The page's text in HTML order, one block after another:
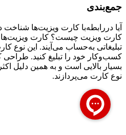
جمع‌بندی
آیا دررابطه‌با کارت ویزیت‌ها شناخت
کارت ویزیت چیست؟ کارت ویزیت‌ها
تبلیغاتی به‌حساب می‌آیند. این نوع
کسب‌وکار خود را تبلیغ کنید.
بسیار بالایی است و به همین دلیل
نوع کارت می‌پردازند.